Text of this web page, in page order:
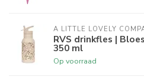
A LITTLE LOVELY
RVS drinkfles |
350 ml
Op voorraad